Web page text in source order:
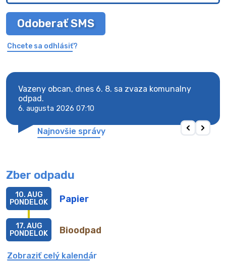
Odoberať SMS
Chcete sa odhlásiť?
Vazeny obcan, dnes 6. 8. sa zvaza komunalny
odpad.
6. augusta 2026 07:10
Najnovšie správy
Zber odpadu
Papier
10. AUG
PONDELOK
Bioodpad
17. AUG
PONDELOK
Zobraziť celý kalendár